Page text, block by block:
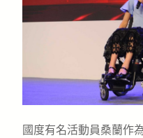
國度有名活動員桑蘭作